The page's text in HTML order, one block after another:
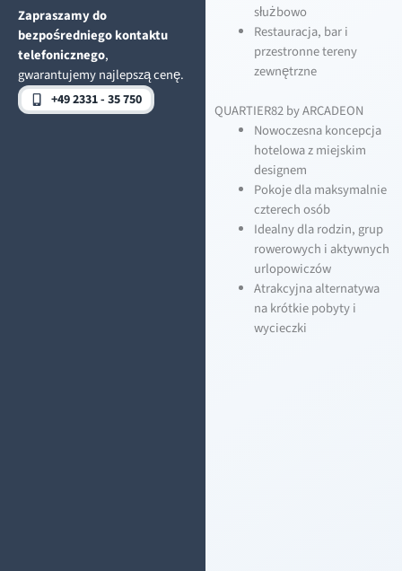
Zapraszamy do
bezpośredniego kontaktu
telefonicznego,
gwarantujemy najlepszą cenę.
+49 2331 - 35 750
służbowo
Restauracja, bar i
przestronne tereny
zewnętrzne
QUARTIER82 by ARCADEON
Nowoczesna koncepcja
hotelowa z miejskim
designem
Pokoje dla maksymalnie
czterech osób
Idealny dla rodzin, grup
rowerowych i aktywnych
urlopowiczów
Atrakcyjna alternatywa
na krótkie pobyty i
wycieczki